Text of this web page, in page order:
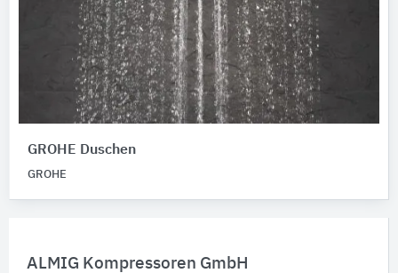
ALMIG Kompressoren GmbH
GROHE Duschen
GROHE